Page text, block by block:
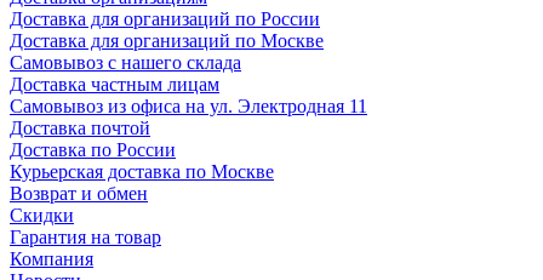
Доставка для организаций по России
Доставка для организаций по Москве
Самовывоз с нашего склада
Доставка частным лицам
Самовывоз из офиса на ул. Электродная 11
Доставка почтой
Доставка по России
Курьерская доставка по Москве
Возврат и обмен
Скидки
Гарантия на товар
Компания